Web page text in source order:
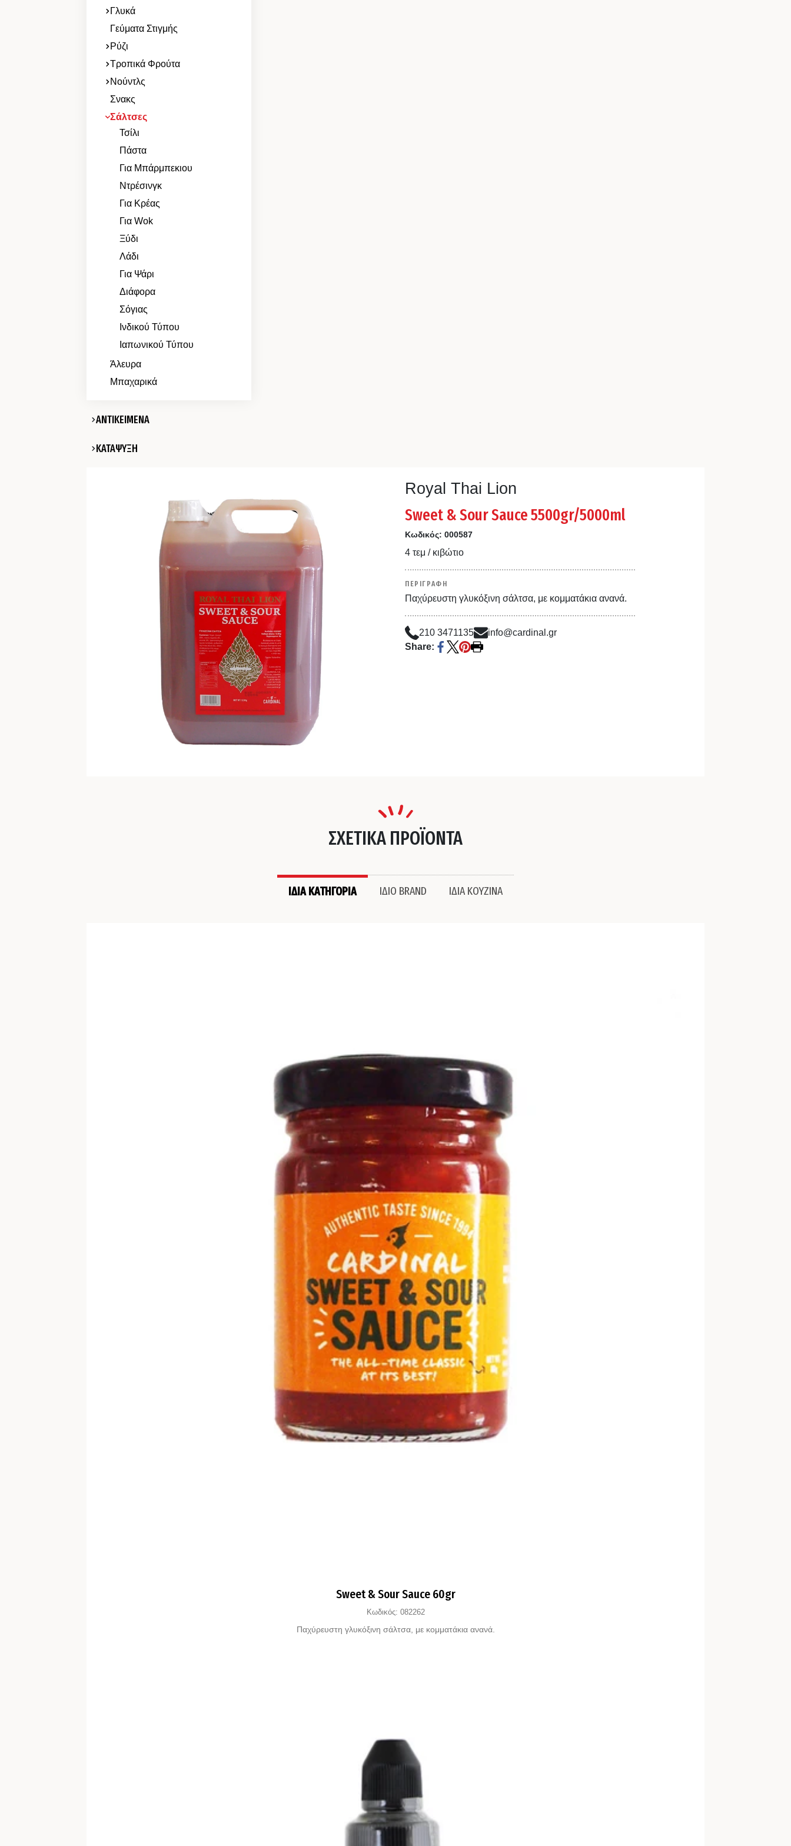
Γλυκά
Γεύματα Στιγμής
Ρύζι
Τροπικά Φρούτα
Νούντλς
Σνακς
Σάλτσες
Τσίλι
Πάστα
Για Μπάρμπεκιου
Ντρέσινγκ
Για Κρέας
Για Wok
Ξύδι
Λάδι
Για Ψάρι
Διάφορα
Σόγιας
Ινδικού Τύπου
Ιαπωνικού Τύπου
Άλευρα
Μπαχαρικά
ΑΝΤΙΚΕΙΜΕΝΑ
ΚΑΤΑΨΥΞΗ
Royal Thai Lion
Sweet & Sour Sauce 5500gr/5000ml
Κωδικός: 000587
4 τεμ / κιβώτιο
ΠΕΡΙΓΡΑΦΗ
Παχύρευστη γλυκόξινη σάλτσα, με κομματάκια ανανά.
210 3471135
info@cardinal.gr
Share:
ΣΧΕΤΙΚΑ ΠΡΟΪΟΝΤΑ
ΙΔΙΑ ΚΑΤΗΓΟΡΙΑ ΙΔΙΟ BRAND ΙΔΙΑ ΚΟΥΖΙΝΑ
Sweet & Sour Sauce 60gr
Κωδικός: 082262
Παχύρευστη γλυκόξινη σάλτσα, με κομματάκια ανανά.